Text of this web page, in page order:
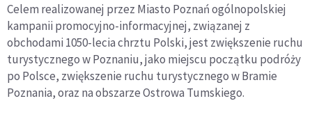
Celem realizowanej przez Miasto Poznań ogólnopolskiej
kampanii promocyjno-informacyjnej, związanej z
obchodami 1050-lecia chrztu Polski, jest zwiększenie ruchu
turystycznego w Poznaniu, jako miejscu początku podróży
po Polsce, zwiększenie ruchu turystycznego w Bramie
Poznania, oraz na obszarze Ostrowa Tumskiego.